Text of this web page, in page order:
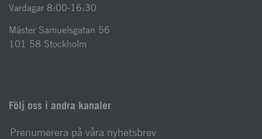
Vardagar 8:00-16:30
Mäster Samuelsgatan 56
101 58 Stockholm
Följ oss i andra kanaler
Prenumerera på våra nyhetsbrev